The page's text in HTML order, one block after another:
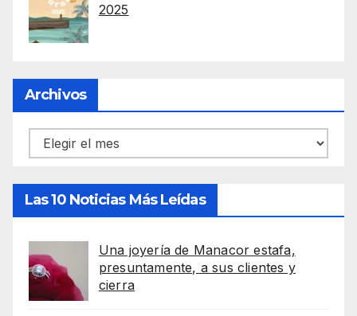
2025
Archivos
Archivos
Las 10 Noticias Más Leídas
Una joyería de Manacor estafa,
presuntamente, a sus clientes y
cierra